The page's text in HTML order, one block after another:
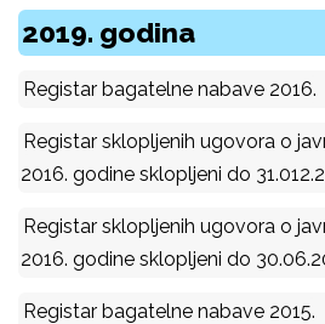
2019. godina
Registar bagatelne nabave 2016.
Registar sklopljenih ugovora o
2016. godine sklopljeni do
Registar sklopljenih ugovora o
2016. godine sklopljeni do
Registar bagatelne nabave 2015.